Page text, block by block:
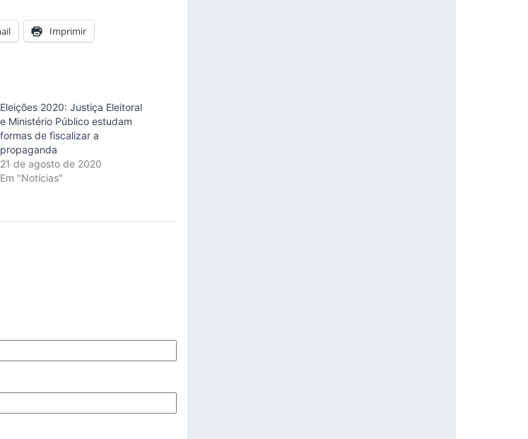
Imprimir
Eleições 2020: Justiça Eleitoral
e Ministério Público estudam
formas de fiscalizar a
propaganda
21 de agosto de 2020
Em "Notícias"